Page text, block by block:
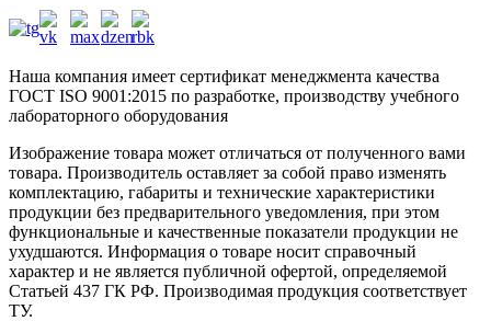
Наша компания имеет сертификат менеджмента качества
ГОСТ ISO 9001:2015 по разработке, производству учебного
лабораторного оборудования
Изображение товара может отличаться от полученного вами
товара. Производитель оставляет за собой право изменять
комплектацию, габариты и технические характеристики
продукции без предварительного уведомления, при этом
функциональные и качественные показатели продукции не
ухудшаются. Информация о товаре носит справочный
характер и не является публичной офертой, определяемой
Статьей 437 ГК РФ. Производимая продукция соответствует
ТУ.